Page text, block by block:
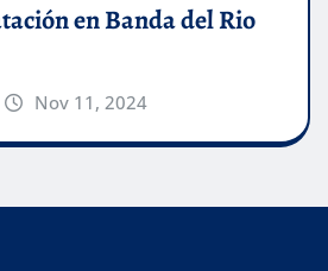
en Banda del Rio
Nov 11, 2024